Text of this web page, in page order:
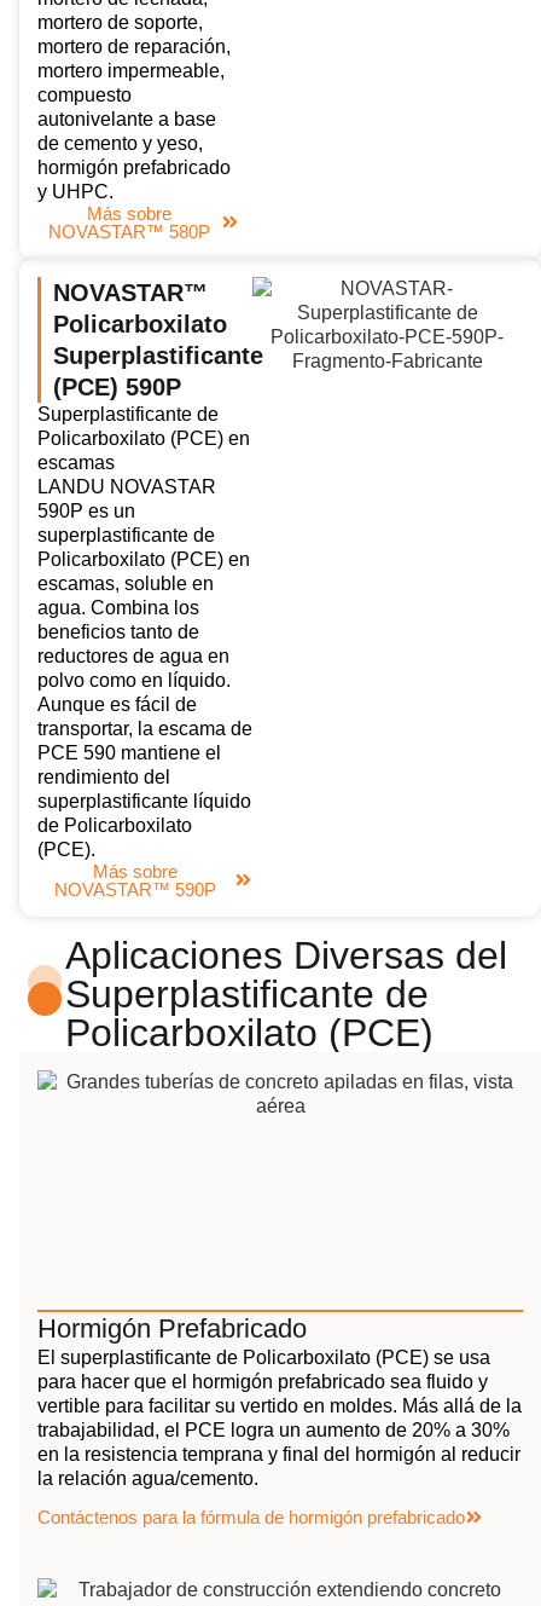
mortero de soporte,
mortero de reparación,
mortero impermeable,
compuesto
autonivelante a base
de cemento y yeso,
hormigón prefabricado
y UHPC.
Más sobre
NOVASTAR™ 580P
NOVASTAR™
Policarboxilato
Superplastificante
(PCE) 590P
Superplastificante de
Policarboxilato (PCE) en
escamas
LANDU NOVASTAR
590P es un
superplastificante de
Policarboxilato (PCE) en
escamas, soluble en
agua. Combina los
beneficios tanto de
reductores de agua en
polvo como en líquido.
Aunque es fácil de
transportar, la escama de
PCE 590 mantiene el
rendimiento del
superplastificante líquido
de Policarboxilato
(PCE).
Más sobre
NOVASTAR™ 590P
Aplicaciones Diversas del
Superplastificante de
Policarboxilato (PCE)
Hormigón Prefabricado
El superplastificante de Policarboxilato (PCE) se usa
para hacer que el hormigón prefabricado sea fluido y
vertible para facilitar su vertido en moldes. Más allá de la
trabajabilidad, el PCE logra un aumento de 20% a 30%
en la resistencia temprana y final del hormigón al reducir
la relación agua/cemento.
Contáctenos para la fórmula de hormigón prefabricado